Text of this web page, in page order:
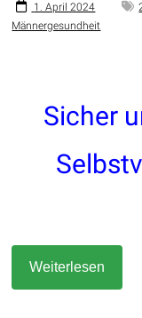
der
Stadt
1. April 2024
Männergesundheit
Sicher
Weiterlesen